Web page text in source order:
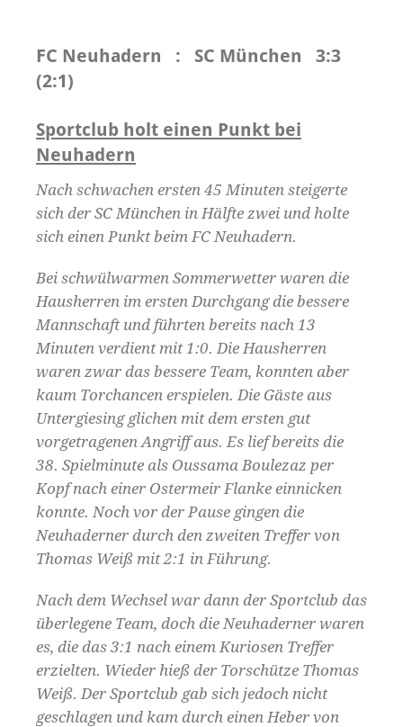
FC Neuhadern : SC München 3:3
(2:1)
Sportclub holt einen Punkt bei
Neuhadern
Nach schwachen ersten 45 Minuten steigerte
sich der SC München in Hälfte zwei und holte
sich einen Punkt beim FC Neuhadern.
Bei schwülwarmen Sommerwetter waren die
Hausherren im ersten Durchgang die bessere
Mannschaft und führten bereits nach 13
Minuten verdient mit 1:0. Die Hausherren
waren zwar das bessere Team, konnten aber
kaum Torchancen erspielen. Die Gäste aus
Untergiesing glichen mit dem ersten gut
vorgetragenen Angriff aus. Es lief bereits die
38. Spielminute als Oussama Boulezaz per
Kopf nach einer Ostermeir Flanke einnicken
konnte. Noch vor der Pause gingen die
Neuhaderner durch den zweiten Treffer von
Thomas Weiß mit 2:1 in Führung.
Nach dem Wechsel war dann der Sportclub das
überlegene Team, doch die Neuhaderner waren
es, die das 3:1 nach einem Kuriosen Treffer
erzielten. Wieder hieß der Torschütze Thomas
Weiß. Der Sportclub gab sich jedoch nicht
geschlagen und kam durch einen Heber von